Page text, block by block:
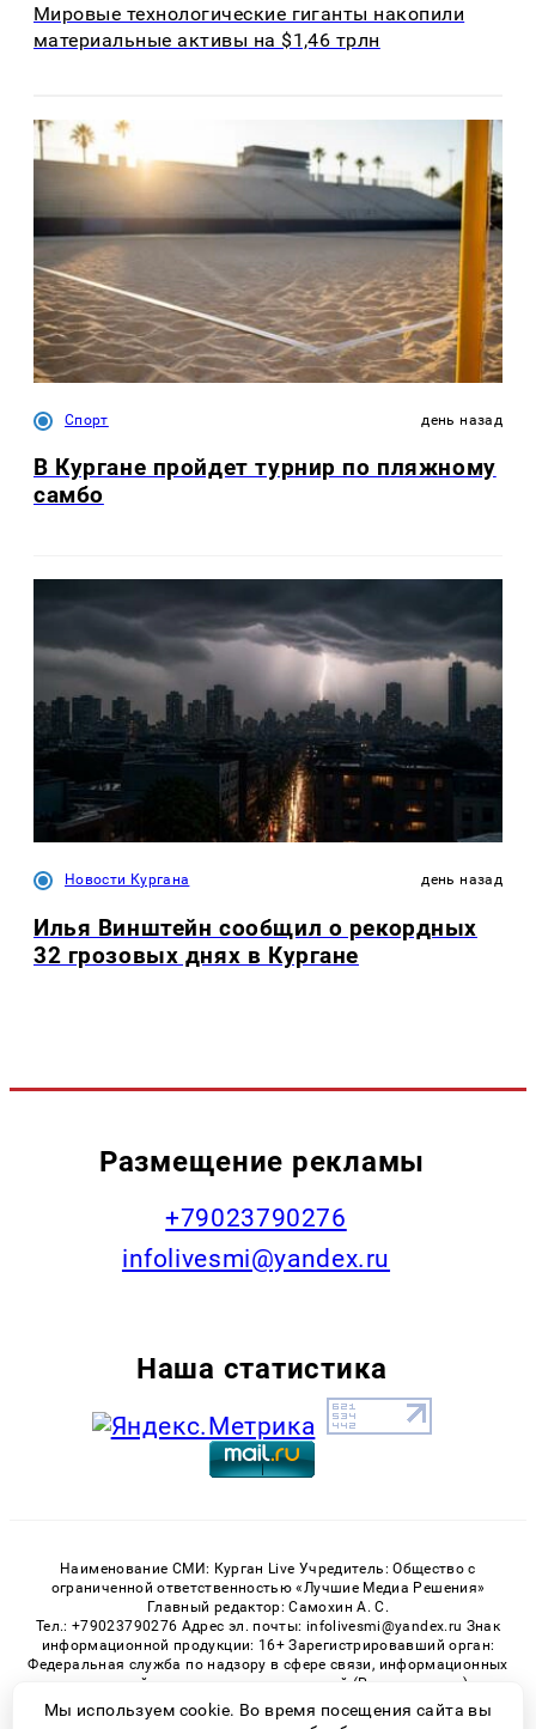
Мировые технологические гиганты накопили
материальные активы на $1,46 трлн
Спорт день назад
В Кургане пройдет турнир по пляжному
самбо
Новости Кургана день назад
Илья Винштейн сообщил о рекордных
32 грозовых днях в Кургане
Размещение рекламы
+79023790276
infolivesmi@yandex.ru
Наша статистика
Наименование СМИ: Курган Live Учредитель: Общество с
ограниченной ответственностью «Лучшие Медиа Решения»
Главный редактор: Самохин А. С.
Тел.: +79023790276 Адрес эл. почты: infolivesmi@yandex.ru Знак
информационной продукции: 16+ Зарегистрировавший орган:
Федеральная служба по надзору в сфере связи, информационных
технологий и массовых коммуникаций (Роскомнадзор)
Регистрационный номер СМИ ЭЛ № ФС 77 - 82535 от 21.01.2022
Мы используем cookie. Во время посещения сайта вы